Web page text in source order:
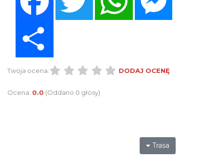
Twoja ocena: DODAJ OCENĘ
Ocena: 0.0 (Oddano 0 głosy)
Trasa